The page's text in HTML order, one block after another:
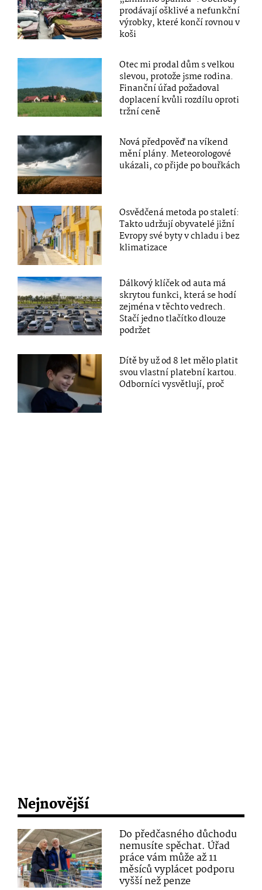
prodávají ošklivé a nefunkční
výrobky, které končí rovnou v
koši
Otec mi prodal dům s velkou
slevou, protože jsme rodina.
Finanční úřad požadoval
doplacení kvůli rozdílu oproti
tržní ceně
Nová předpověď na víkend
mění plány. Meteorologové
ukázali, co přijde po bouřkách
Osvědčená metoda po staletí:
Takto udržují obyvatelé jižní
Evropy své byty v chladu i bez
klimatizace
Dálkový klíček od auta má
skrytou funkci, která se hodí
zejména v těchto vedrech.
Stačí jedno tlačítko dlouze
podržet
Dítě by už od 8 let mělo platit
svou vlastní platební kartou.
Odborníci vysvětlují, proč
Nejnovější
Do předčasného důchodu
nemusíte spěchat. Úřad
práce vám může až 11
měsíců vyplácet podporu
vyšší než penze